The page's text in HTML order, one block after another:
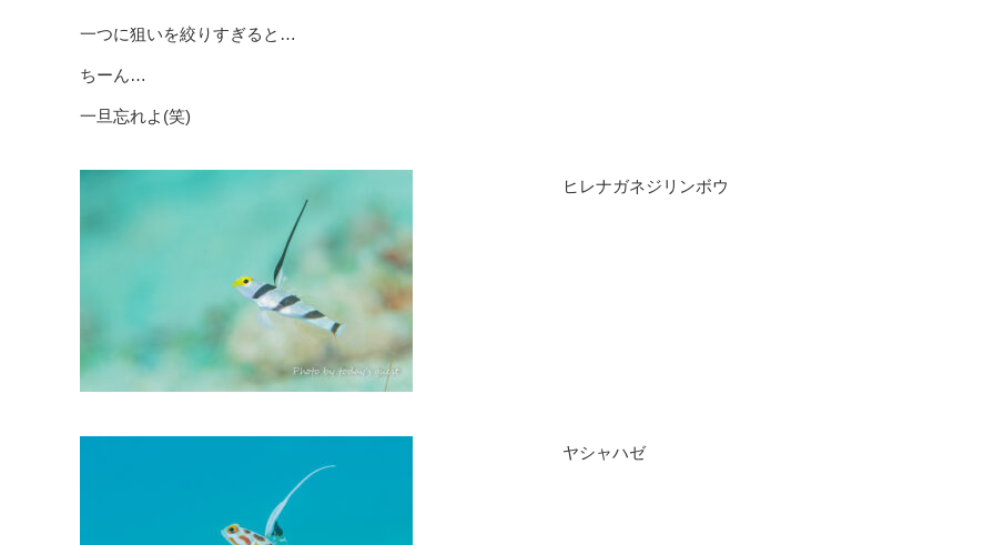
一つに狙いを絞りすぎると…
ちーん…
一旦忘れよ(笑)
ヒレナガネジリンボウ
ヤシャハゼ